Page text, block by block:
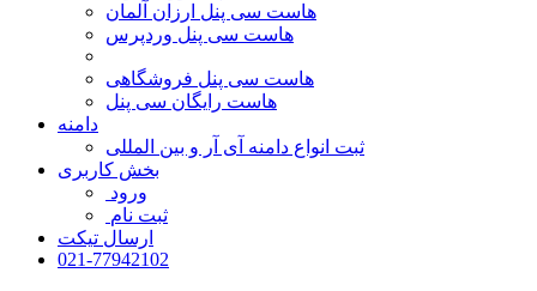
هاست سی پنل ارزان آلمان
هاست سی پنل وردپرس
هاست سی پنل فروشگاهی
هاست رایگان سی پنل
دامنه
ثبت انواع دامنه آی آر و بین المللی
بخش کاربری
ورود
ثبت نام
ارسال تیکت
021-77942102